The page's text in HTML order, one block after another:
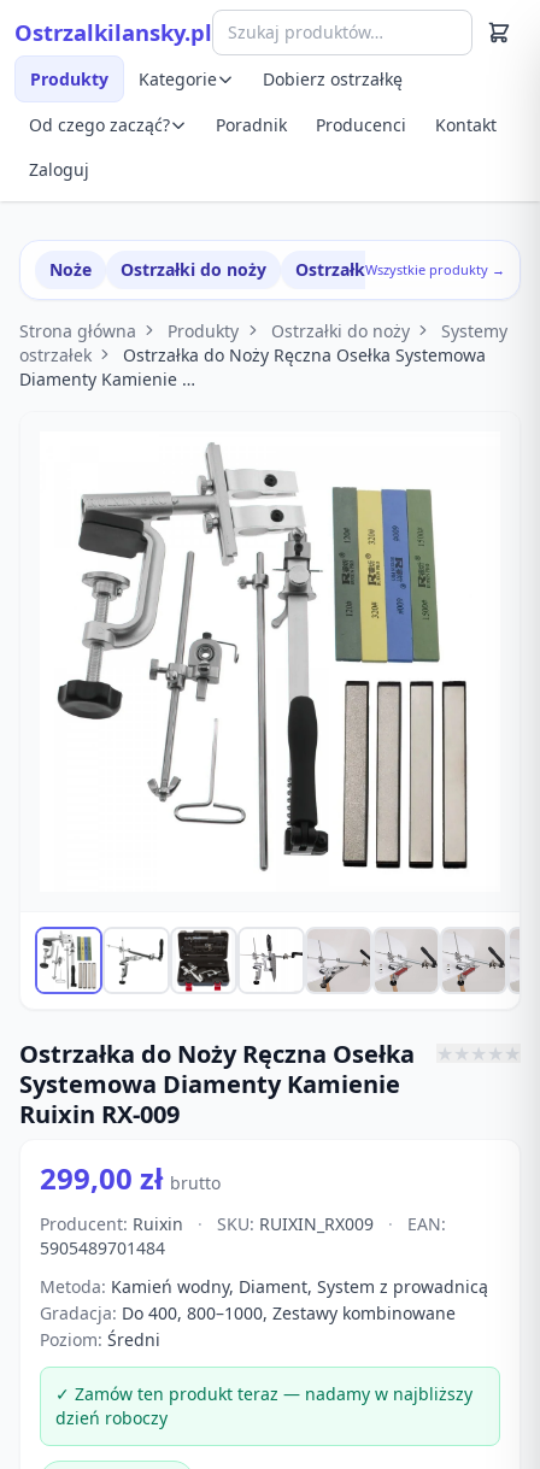
Ostrzalkilansky.pl
Produkty Kategorie
Dobierz ostrzałkę
Od czego zacząć?
Poradnik Producenci
Kontakt
Zaloguj
Noże Ostrzałki do noży Ostrzałki w zestawach
Wszystkie produkty →
Strona główna Produkty Ostrzałki do noży
Systemy
ostrzałek
Ostrzałka do Noży Ręczna Osełka Systemowa
Diamenty Kamienie …
Ostrzałka do Noży Ręczna Osełka
Systemowa Diamenty Kamienie
Ruixin RX-009
★★★★★
299,00 zł brutto
Producent: Ruixin · SKU: RUIXIN_RX009 ·
EAN:
5905489701484
Metoda: Kamień wodny, Diament, System z prowadnicą
Gradacja: Do 400, 800–1000, Zestawy kombinowane
Poziom: Średni
✓ Zamów ten produkt teraz — nadamy w najbliższy
dzień roboczy
Szybki podgląd produktu